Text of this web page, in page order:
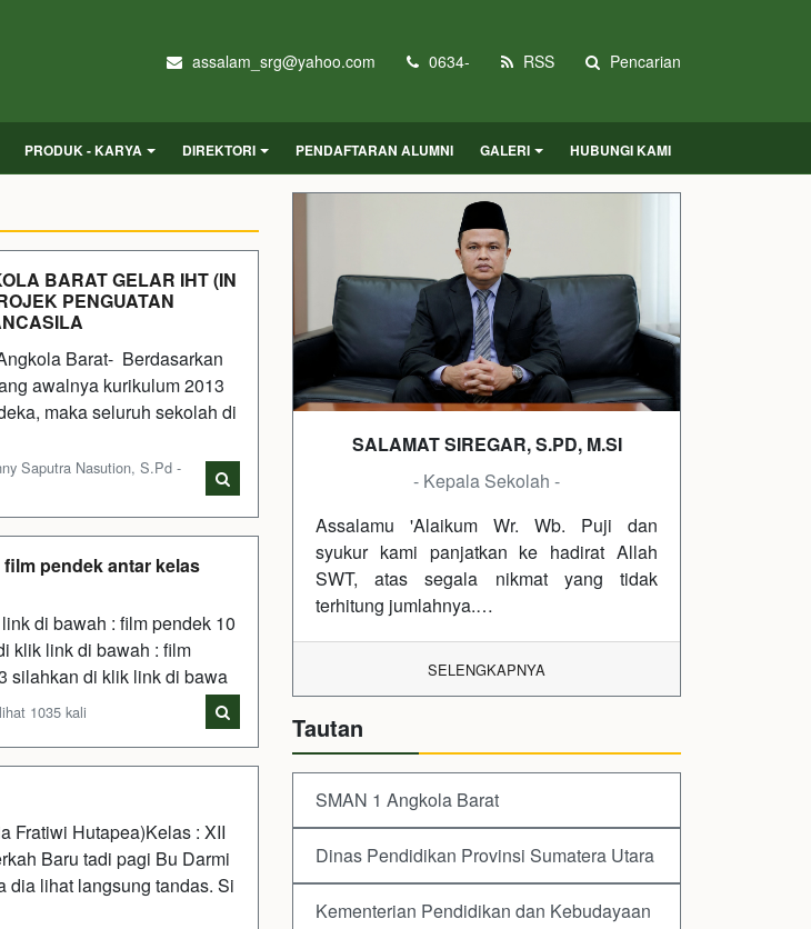
assalam_srg@yahoo.com 0634- RSS Pencarian
PRODUK - KARYA DIREKTORI PENDAFTARAN ALUMNI GALERI HUBUNGI KAMI
BARAT GELAR IHT (IN
PENGUATAN
Barat- Berdasarkan
awalnya kurikulum 2013
maka seluruh sekolah di
Saputra Nasution, S.Pd -
pendek antar kelas
di bawah : film pendek 10
klik link di bawah : film
silahkan di klik link di bawa
1035 kali
Fratiwi Hutapea)Kelas : XII
Baru tadi pagi Bu Darmi
dia lihat langsung tandas. Si
SALAMAT SIREGAR, S.PD, M.SI
- Kepala Sekolah -
Assalamu 'Alaikum Wr. Wb. Puji dan
syukur kami panjatkan ke hadirat Allah
SWT, atas segala nikmat yang tidak
terhitung jumlahnya.…
SELENGKAPNYA
Tautan
SMAN 1 Angkola Barat
Dinas Pendidikan Provinsi Sumatera Utara
Kementerian Pendidikan dan Kebudayaan